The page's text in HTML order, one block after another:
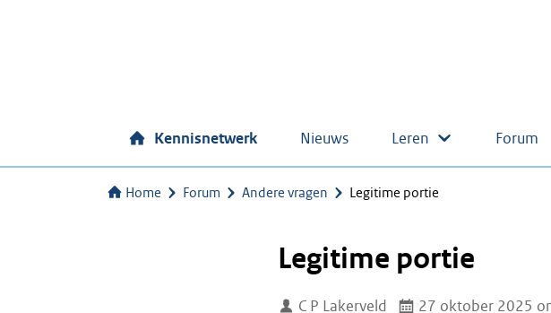
Kennisnetwerk Nieuws Leren Forum
Home Forum Andere vragen Legitime portie
Legitime portie
C P Lakerveld 27 oktober 2025